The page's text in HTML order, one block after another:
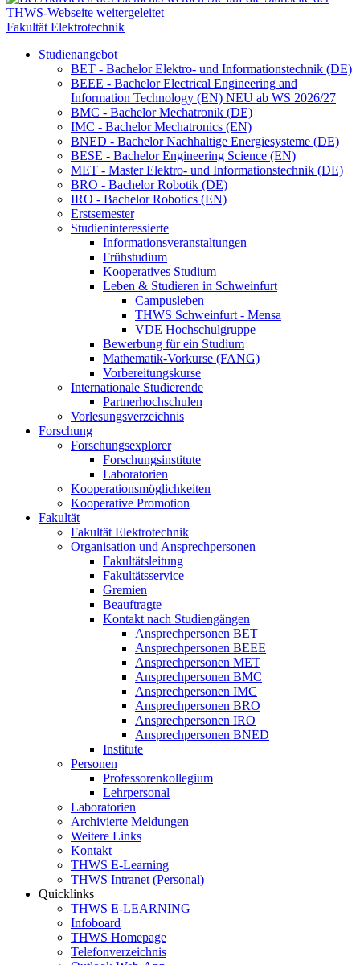
Fakultät Elektrotechnik
Studienangebot
BET - Bachelor Elektro- und Informationstechnik (DE)
BEEE - Bachelor Electrical Engineering and
Information Technology (EN) NEU ab WS 2026/27
BMC - Bachelor Mechatronik (DE)
IMC - Bachelor Mechatronics (EN)
BNED - Bachelor Nachhaltige Energiesysteme (DE)
BESE - Bachelor Engineering Science (EN)
MET - Master Elektro- und Informationstechnik (DE)
BRO - Bachelor Robotik (DE)
IRO - Bachelor Robotics (EN)
Erstsemester
Studieninteressierte
Informationsveranstaltungen
Frühstudium
Kooperatives Studium
Leben & Studieren in Schweinfurt
Campusleben
THWS Schweinfurt - Mensa
VDE Hochschulgruppe
Bewerbung für ein Studium
Mathematik-Vorkurse (FANG)
Vorbereitungskurse
Internationale Studierende
Partnerhochschulen
Vorlesungsverzeichnis
Forschung
Forschungsexplorer
Forschungsinstitute
Laboratorien
Kooperationsmöglichkeiten
Kooperative Promotion
Fakultät
Fakultät Elektrotechnik
Organisation und Ansprechpersonen
Fakultätsleitung
Fakultätsservice
Gremien
Beauftragte
Kontakt nach Studiengängen
Ansprechpersonen BET
Ansprechpersonen BEEE
Ansprechpersonen MET
Ansprechpersonen BMC
Ansprechpersonen IMC
Ansprechpersonen BRO
Ansprechpersonen IRO
Ansprechpersonen BNED
Institute
Personen
Professorenkollegium
Lehrpersonal
Laboratorien
Archivierte Meldungen
Weitere Links
Kontakt
THWS E-Learning
THWS Intranet (Personal)
Quicklinks
THWS E-LEARNING
Infoboard
THWS Homepage
Telefonverzeichnis